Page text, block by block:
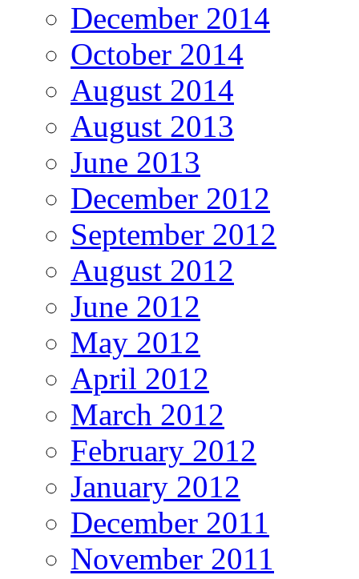
December 2014
October 2014
August 2014
August 2013
June 2013
December 2012
September 2012
August 2012
June 2012
May 2012
April 2012
March 2012
February 2012
January 2012
December 2011
November 2011